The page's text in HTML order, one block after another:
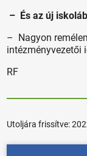
– És az új
– Nagyon
intézményvezetői
RF
Utoljára frissítve: